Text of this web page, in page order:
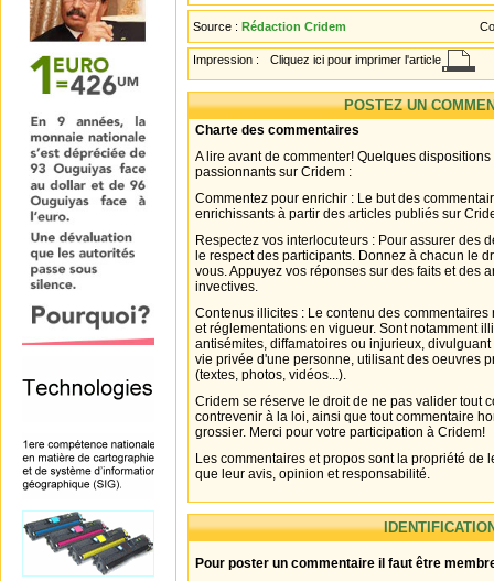
Source : Rédaction Cridem
Impression : Cliquez ici pour imprimer l'article
POSTEZ UN
Charte des commentaires
A lire avant de commenter! Quelques
passionnants sur Cridem :
Commentez pour enrichir : Le but des
enrichissants à partir des articles publiés sur
Respectez vos interlocuteurs : Pour assurer des
le respect des participants. Donnez à chacun le
vous. Appuyez vos réponses sur des faits et des
invectives.
Contenus illicites : Le contenu des
et réglementations en vigueur. Sont notamment
antisémites, diffamatoires ou injurieux,
vie privée d'une personne, utilisant des oeuvres
(textes, photos, vidéos...).
Cridem se réserve le droit de ne pas valider tout
contrevenir à la loi, ainsi que tout commentaire
grossier. Merci pour votre participation à Cridem!
Les commentaires et propos sont la propriété de
que leur avis, opinion et responsabilité.
Pour poster un commentaire il faut être